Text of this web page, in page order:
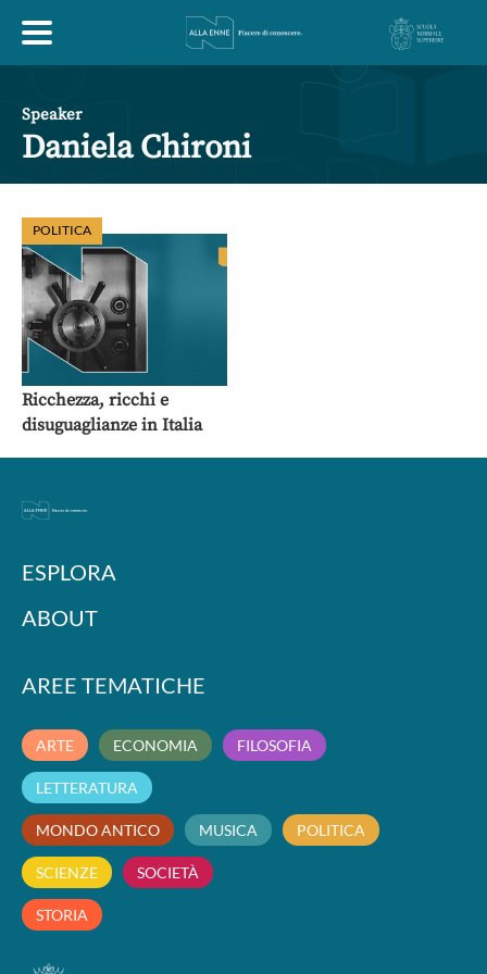
ESPLORA
ABOUT
ARTE
LETTERATURA MONDO ANTICO
POLITICA SCIENZE
Speaker
Daniela Chironi
POLITICA
Ricchezza, ricchi e
disuguaglianze in Italia
ESPLORA
ABOUT
AREE TEMATICHE
ARTE ECONOMIA FILOSOFIA
LETTERATURA
MONDO ANTICO MUSICA POLITICA
SCIENZE SOCIETÀ
STORIA